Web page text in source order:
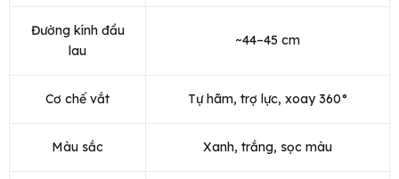
Đường kính đầu
lau
~44–45 cm
Cơ chế vắt Tự hãm, trợ lực, xoay 360°
Màu sắc Xanh, trắng, sọc màu